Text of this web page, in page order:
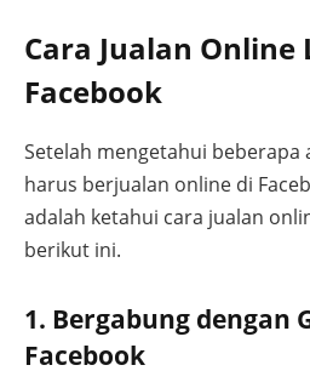
Cara Jualan Online
Facebook
Setelah mengetahui beberapa
harus berjualan online di
adalah ketahui cara jualan
berikut ini.
1. Bergabung dengan
Facebook